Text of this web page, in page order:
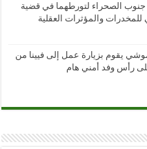
جنوب الصحراء لتورطهما في قضية
للمخدرات والمؤثرات العقلية
يقوم بزيارة عمل إلى فيينا من